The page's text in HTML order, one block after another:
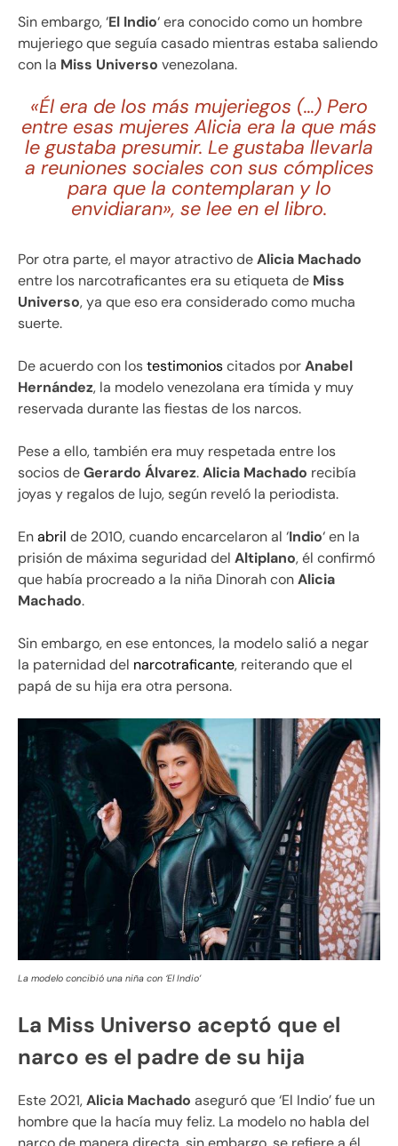
Sin embargo, ‘El Indio‘ era conocido como un hombre
mujeriego que seguía casado mientras estaba saliendo
con la Miss Universo venezolana.
«Él era de los más mujeriegos (…) Pero
entre esas mujeres Alicia era la que más
le gustaba presumir. Le gustaba llevarla
a reuniones sociales con sus cómplices
para que la contemplaran y lo
envidiaran», se lee en el libro.
Por otra parte, el mayor atractivo deAlicia Machado
entre los narcotraficantes era su etiqueta de Miss
Universo, ya que eso era considerado como mucha
suerte.
De acuerdo con lostestimonioscitados porAnabel
Hernández, la modelo venezolana era tímida y muy
reservada durante las fiestas de los narcos.
Pese a ello, también era muy respetada entre los
socios deGerardo Álvarez.Alicia Machado recibía
joyas y regalos de lujo, según reveló la periodista.
Enabril de 2010, cuando encarcelaron al ‘Indio‘ en la
prisión de máxima seguridad del Altiplano, él confirmó
que había procreado a la niña Dinorah conAlicia
Machado.
Sin embargo, en ese entonces, la modelo salió a negar
la paternidad del narcotraficante, reiterando que el
papá de su hija era otra persona.
La modelo concibió una niña con ‘El Indio’
La Miss Universo aceptó que el
narco es el padre de su hija
Este 2021,Alicia Machado aseguró que ‘El Indio’ fue un
hombre que la hacía muy feliz. La modelo no habla del